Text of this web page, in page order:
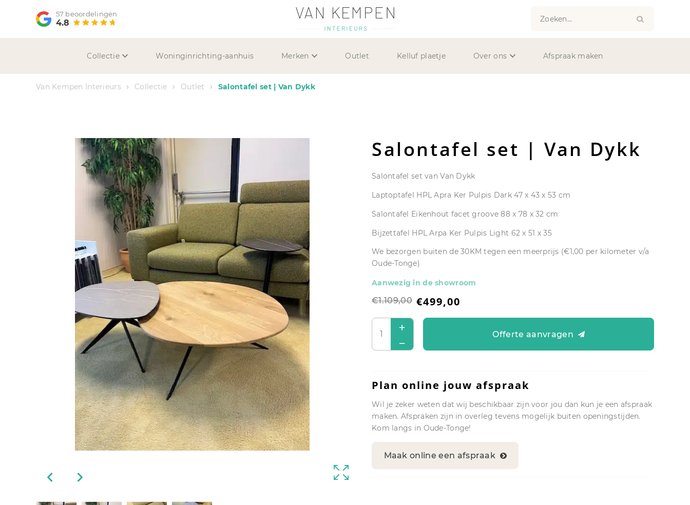
57 beoordelingen
4.8 Zoeken...
Collectie Woninginrichting-aanhuis Merken Outlet Kelluf plaetje Over ons Afspraak maken
Van Kempen Interieurs Collectie Outlet Salontafel set | Van Dykk
Salontafel set | Van Dykk
Salontafel set van Van Dykk
Laptoptafel HPL Apra Ker Pulpis Dark 47 x 43 x 53 cm
Salontafel Eikenhout facet groove 88 x 78 x 32 cm
Bijzettafel HPL Arpa Ker Pulpis Light 62 x 51 x 35
We bezorgen buiten de 30KM tegen een meerprijs (€1,00 per kilometer v/a
Oude-Tonge)
Aanwezig in de showroom
€1.109,00 €499,00
Offerte aanvragen
Plan online jouw afspraak
Wil je zeker weten dat wij beschikbaar zijn voor jou dan kun je een afspraak
maken. Afspraken zijn in overleg tevens mogelijk buiten openingstijden.
Kom langs in Oude-Tonge!
Maak online een afspraak